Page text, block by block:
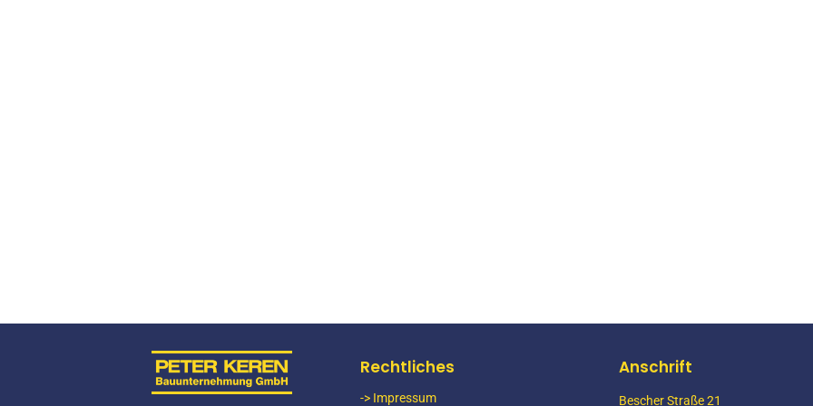
Bahnbau Kaiserslautern EÜ Eisenbahnüberführung Abbruch
Rechtliches
-> Impressum
Anschrift
Bescher Straße 21